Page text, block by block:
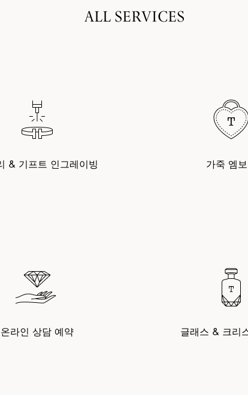
ALL SERVICES
& 기프트 인그레이빙 가죽 엠
온라인 상담 예약 글래스 & 크리